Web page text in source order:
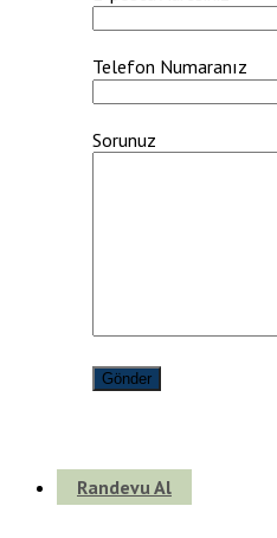
Telefon Numaranız
Sorunuz
Randevu Al